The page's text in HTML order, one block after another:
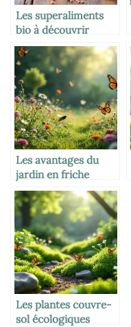
Les superaliments
bio à découvrir
Les avantages du
jardin en friche
Les plantes couvre-
sol écologiques